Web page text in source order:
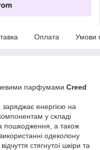
Оплата Умови
парфумами Creed
заряджає енергією на
у складі
пошкодження, а також
одеколону
стягнутої шкіри та